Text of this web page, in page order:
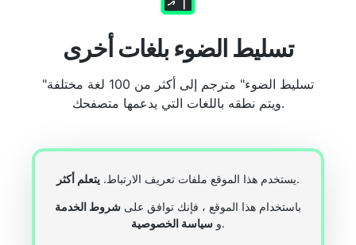
تسليط الضوء بلغات أخرى
"تسليط الضوء" مترجم إلى أكثر من 100 لغة مختلفة
ويتم نطقه باللغات التي يدعمها متصفحك.
يستخدم هذا الموقع ملفات تعريف الارتباط. يتعلم أكثر .
باستخدام هذا الموقع ، فإنك توافق على شروط الخدمة
و سياسة الخصوصية .